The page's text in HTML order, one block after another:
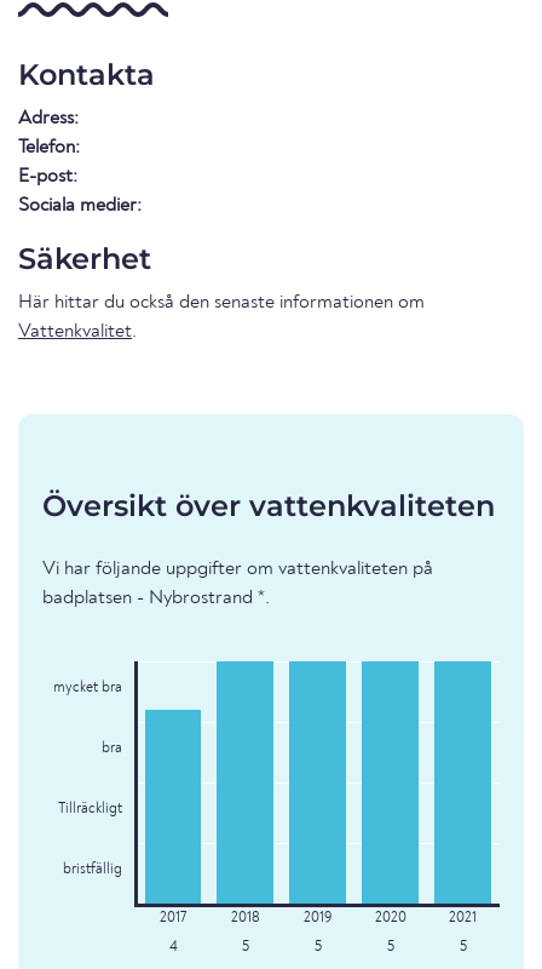
Kontakta
Adress:
Telefon:
E-post:
Sociala medier:
Säkerhet
Här hittar du också den senaste informationen om
Vattenkvalitet.
Översikt över vattenkvaliteten
Vi har följande uppgifter om vattenkvaliteten på
badplatsen - Nybrostrand *.
mycket bra
bra
Tillräckligt
bristfällig
4 5 5 5 5